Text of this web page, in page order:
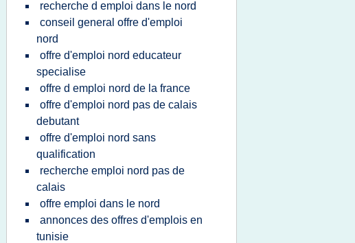
recherche d emploi dans le nord
conseil general offre d'emploi
nord
offre d'emploi nord educateur
specialise
offre d emploi nord de la france
offre d'emploi nord pas de calais
debutant
offre d'emploi nord sans
qualification
recherche emploi nord pas de
calais
offre emploi dans le nord
annonces des offres d'emplois en
tunisie